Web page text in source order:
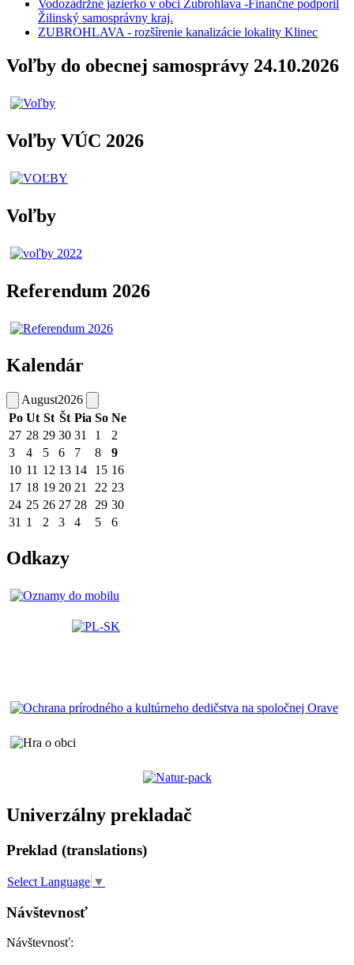
Vodozádržné jazierko v obci Zubrohlava -Finančne podporil
Žilinský samosprávny kraj.
ZUBROHLAVA - rozšírenie kanalizácie lokality Klinec
Voľby do obecnej samosprávy 24.10.2026
Voľby VÚC 2026
Voľby
Referendum 2026
Kalendár
August2026
Po Ut St Št Pia So Ne
27 28 29 30 31 1
2
3
4 5 6 7 8
9
10 11 12 13 14 15 16
17 18 19 20 21 22 23
24 25 26 27 28 29 30
31 1 2 3 4 5 6
Odkazy
Univerzálny prekladač
Preklad (translations)
Select Language ▼
Návštevnosť
Návštevnosť: